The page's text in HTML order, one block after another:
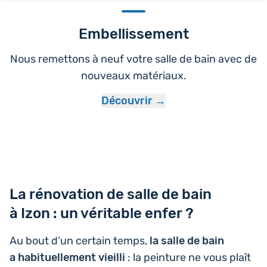
Embellissement
Nous remettons à neuf votre salle de bain avec de
nouveaux matériaux.
Découvrir
La rénovation de salle de bain
à Izon : un véritable enfer ?
Au bout d’un certain temps, la salle de bain
a habi­tuel­le­ment vieilli : la pein­ture ne vous plaît